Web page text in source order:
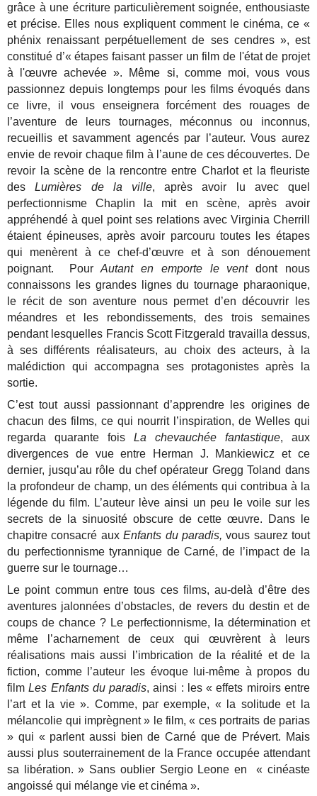
grâce à une écriture particulièrement soignée, enthousiaste
et précise. Elles nous expliquent comment le cinéma, ce «
phénix renaissant perpétuellement de ses cendres », est
constitué d’« étapes faisant passer un film de l'état de projet
à l'œuvre achevée ». Même si, comme moi, vous vous
passionnez depuis longtemps pour les films évoqués dans
ce livre, il vous enseignera forcément des rouages de
l’aventure de leurs tournages, méconnus ou inconnus,
recueillis et savamment agencés par l’auteur. Vous aurez
envie de revoir chaque film à l’aune de ces découvertes. De
revoir la scène de la rencontre entre Charlot et la fleuriste
desLumières de la ville, après avoir lu avec quel
perfectionnisme Chaplin la mit en scène, après avoir
appréhendé à quel point ses relations avec Virginia Cherrill
étaient épineuses, après avoir parcouru toutes les étapes
qui menèrent à ce chef-d’œuvre et à son dénouement
poignant.
PourAutant en emporte le ventdont nous
connaissons les grandes lignes du tournage pharaonique,
le récit de son aventure nous permet d’en découvrir les
méandres et les rebondissements, des trois semaines
pendant lesquelles Francis Scott Fitzgerald travailla dessus,
à ses différents réalisateurs, au choix des acteurs, à la
malédiction qui accompagna ses protagonistes après la
sortie.
C’est tout aussi passionnant d’apprendre les origines de
chacun des films, ce qui nourrit l’inspiration, de Welles qui
regarda quarante fois La chevauchée fantastique, aux
divergences de vue entre Herman J. Mankiewicz et ce
dernier, jusqu’au rôle du chef opérateur Gregg Toland dans
la profondeur de champ, un des éléments qui contribua à la
légende du film. L’auteur lève ainsi un peu le voile sur les
secrets de la sinuosité obscure de cette œuvre. Dans le
chapitre consacré auxEnfants du paradis, vous saurez tout
du perfectionnisme tyrannique de Carné, de l’impact de la
guerre sur le tournage…
Le point commun entre tous ces films, au-delà d’être des
aventures jalonnées d’obstacles, de revers du destin et de
coups de chance ? Le perfectionnisme, la détermination et
même l’acharnement de ceux qui œuvrèrent à leurs
réalisations mais aussi l’imbrication de la réalité et de la
fiction, comme l’auteur les évoque lui-même à propos du
filmLes Enfants du paradis, ainsi : les « effets miroirs entre
l’art et la vie ». Comme, par exemple, « la solitude et la
mélancolie qui imprègnent » le film, « ces portraits de parias
» qui « parlent aussi bien de Carné que de Prévert. Mais
aussi plus souterrainement de la France occupée attendant
sa libération. » Sans oublier Sergio Leone en « cinéaste
angoissé qui mélange vie et cinéma ».